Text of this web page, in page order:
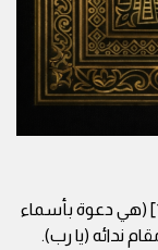
“تَبَارَكَ اسْمُ رَبِّكَ ذِي الْجَلَالِ وَالْإِكْرَامِ ﴿78﴾”[1] (هي دعوة بأسماء
ندائه (يا رب).